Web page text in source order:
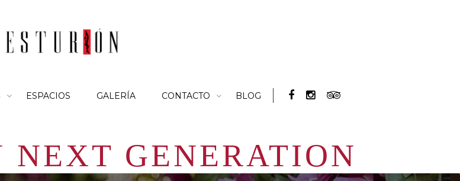
ESPACIOS GALERÍA CONTACTO BLOG
NEXT GENERATION